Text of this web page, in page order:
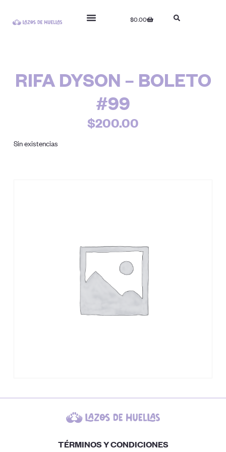
$0.00
RIFA DYSON – BOLETO
#99
$200.00
Sin existencias
TÉRMINOS Y CONDICIONES